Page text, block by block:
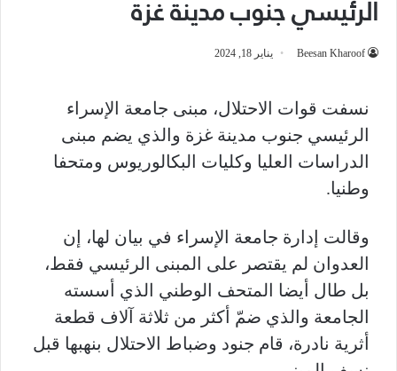
الرئيسي جنوب مدينة غزة
Beesan Kharoof يناير 18, 2024
نسفت قوات الاحتلال، مبنى جامعة الإسراء
الرئيسي جنوب مدينة غزة والذي يضم مبنى
الدراسات العليا وكليات البكالوريوس ومتحفا
وطنيا.
وقالت إدارة جامعة الإسراء في بيان لها، إن
العدوان لم يقتصر على المبنى الرئيسي فقط،
بل طال أيضا المتحف الوطني الذي أسسته
الجامعة والذي ضمّ أكثر من ثلاثة آلاف قطعة
أثرية نادرة، قام جنود وضباط الاحتلال بنهبها قبل